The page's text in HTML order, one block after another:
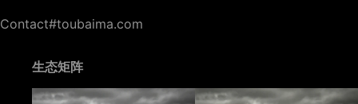
Contact#toubaima.com
生态矩阵